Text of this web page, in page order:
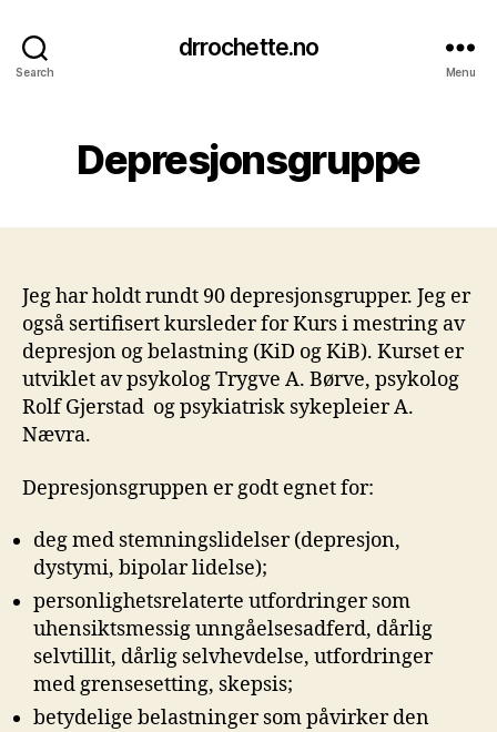
Search
drrochette.no
Menu
Depresjonsgruppe
Jeg har holdt rundt 90 depresjonsgrupper. Jeg er
også sertifisert kursleder for Kurs i mestring av
depresjon og belastning (KiD og KiB). Kurset er
utviklet av psykolog Trygve A. Børve, psykolog
Rolf Gjerstad og psykiatrisk sykepleier A.
Nævra.
Depresjonsgruppen er godt egnet for:
deg med stemningslidelser (depresjon,
dystymi, bipolar lidelse);
personlighetsrelaterte utfordringer som
uhensiktsmessig unngåelsesadferd, dårlig
selvtillit, dårlig selvhevdelse, utfordringer
med grensesetting, skepsis;
betydelige belastninger som påvirker den